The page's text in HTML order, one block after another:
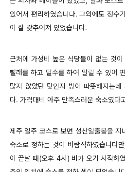
있어서 편리하였습니다. 그외에도 정수
이 잘 갖추어져 있었습니다.
근처에 가성비 높은 식당들이 없는 것
빨래를 하고 탈수를 하여 말릴 수 있어
많지 않았던 탓인지 방이 따뜻해지는
다. 가격대비 아주 만족스러운 숙소였다
제주 일주 코스로 보면 성산일출봉을 지
숙소로 정하는 것이 바람직하였습니다
이 끝날 때(오후 4시) 비가 오기 시작하